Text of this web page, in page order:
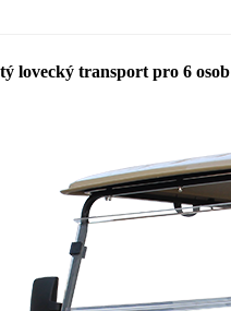
lovecký transport pro 6 osob